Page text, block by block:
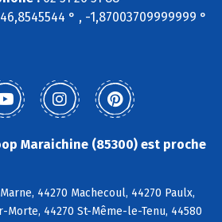
46,8545544 ° , -1,87003709999999 °
Maraichine (85300) est proche
44270 Machecoul, 44270 Paulx,
Morte, 44270 St-Même-le-Tenu, 44580